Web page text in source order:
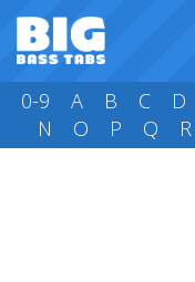
0-9 A B C D
N
O P Q R